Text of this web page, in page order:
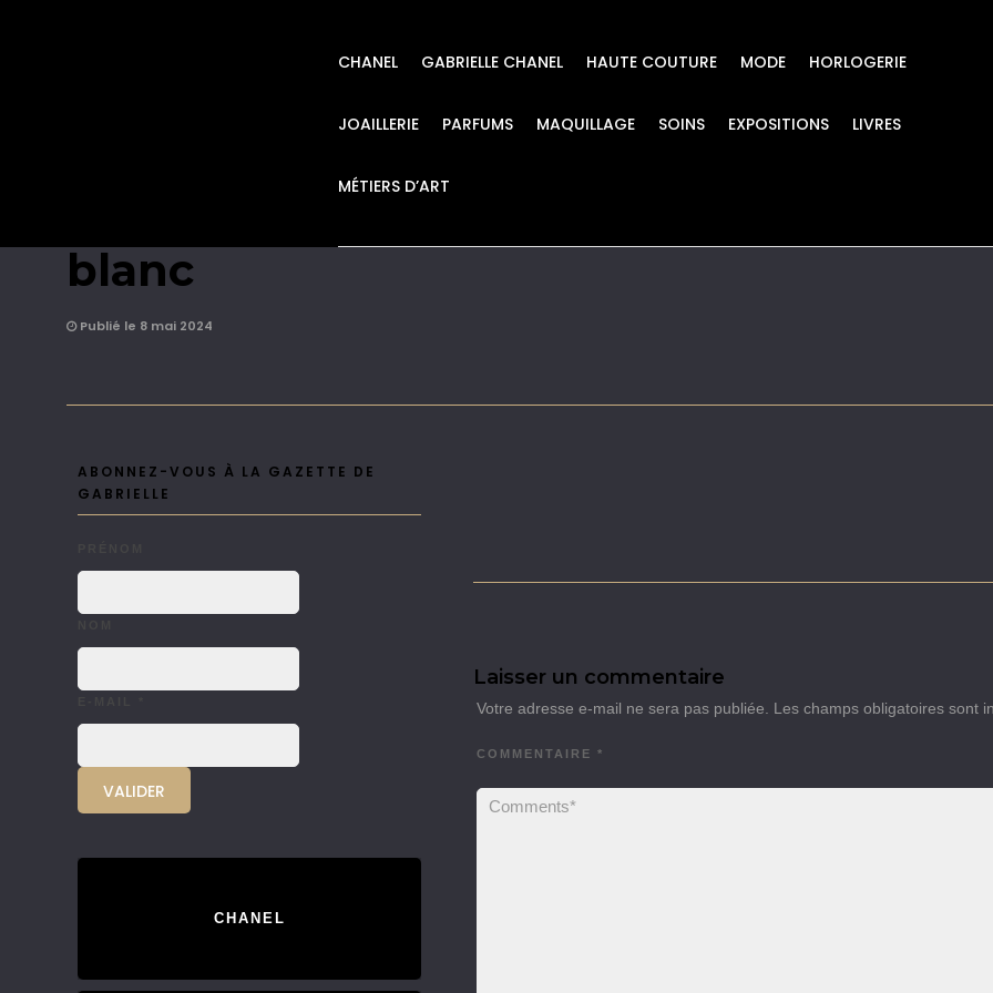
CHANEL GABRIELLE CHANEL HAUTE COUTURE MODE HORLOGERIE
JOAILLERIE PARFUMS MAQUILLAGE SOINS EXPOSITIONS LIVRES
MÉTIERS D’ART
blanc
Publié le 8 mai 2024
Laisser un commentaire
Votre adresse e-mail ne sera pas publiée. Les champs obligatoires sont
COMMENTAIRE *
ABONNEZ-VOUS À LA GAZETTE DE
GABRIELLE
CHANEL